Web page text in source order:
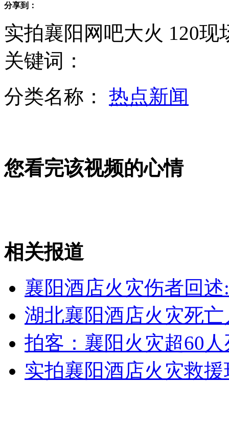
河南人感染H7N9发病地启动信息日报告制度
粤纠风办暗访:乡镇多部门无人上班门卫处赌钱
揭秘H7N9禽流感病毒研判过程
20万单身靓女争与亿万富豪相亲机会 难过国考
山西运城恶犬咬伤多人 警民合力深夜将其击毙
女孩北京地铁殴打老人 痛下狠手拳打脚踢
分享到：
实拍襄阳网吧大火 120
关键词：
分类名称： 热点新闻
您看完该视频的心情
相关报道
襄阳酒店火灾伤者回
湖北襄阳酒店火灾死
拍客：襄阳火灾超60
实拍襄阳酒店火灾救